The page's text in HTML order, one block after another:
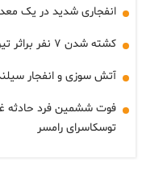
انفجاری شدید در یک
کشته شدن ۷ نفر براثر تیراندازی در یک مدرسه کشور تایلند
آتش سوزی و انفجار
فوت ششمین فرد حادثه
توسکاسرای رامسر